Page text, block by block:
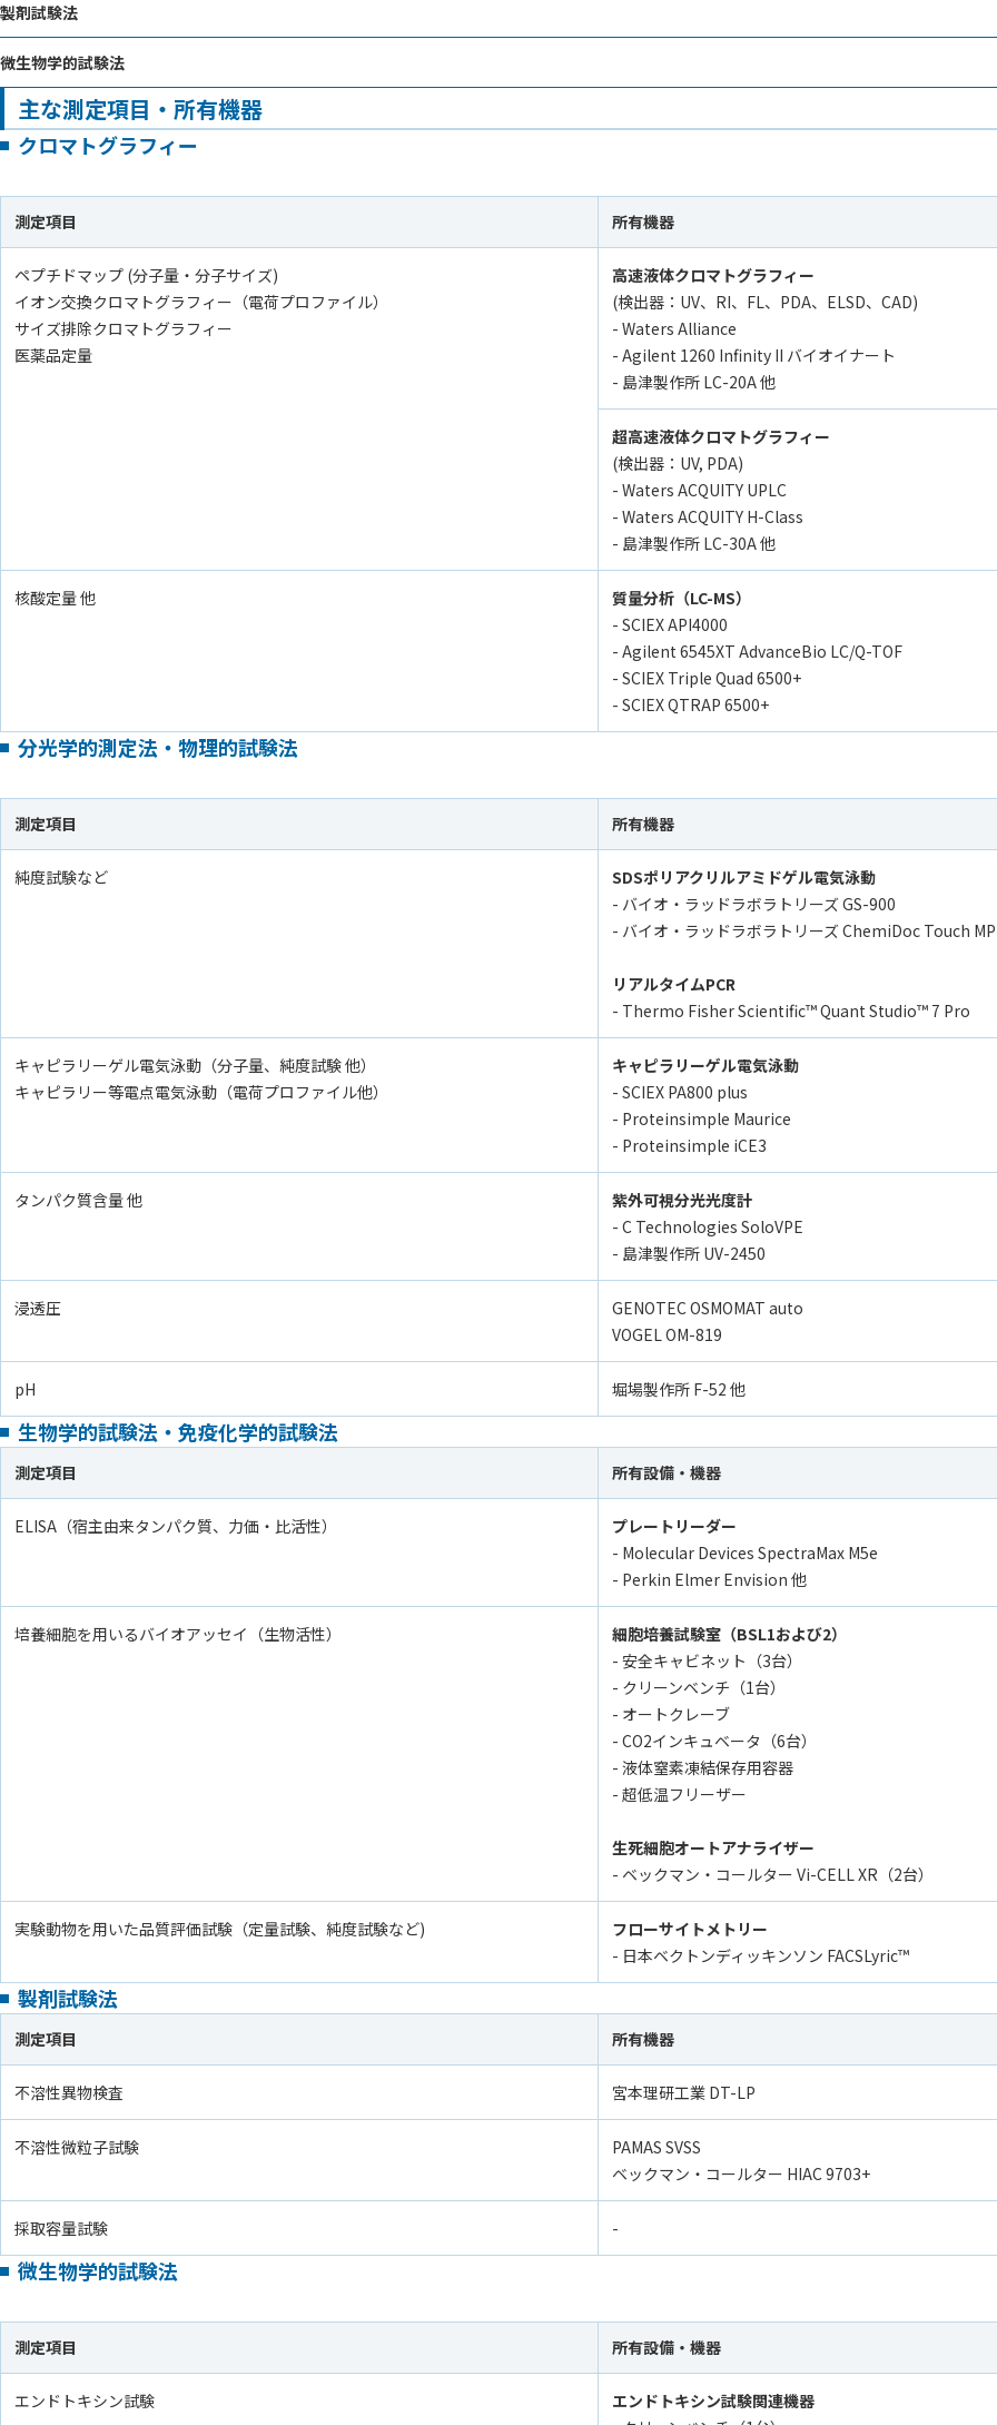
製剤試験法
微生物学的試験法
主な測定項目・所有機器
クロマトグラフィー
測定項目 所有機器
ペプチドマップ (分子量・分子サイズ)
イオン交換クロマトグラフィー（電荷プロファイル）
サイズ排除クロマトグラフィー
医薬品定量
高速液体クロマトグラフィー
(検出器：UV、RI、FL、PDA、ELSD、CAD)
- Waters Alliance
- Agilent 1260 Infinity II バイオイナート
- 島津製作所 LC-20A 他
超高速液体クロマトグラフィー
(検出器：UV, PDA)
- Waters ACQUITY UPLC
- Waters ACQUITY H-Class
- 島津製作所 LC-30A 他
核酸定量 他
質量分析（LC-MS）
- SCIEX API4000
- Agilent 6545XT AdvanceBio LC/Q-TOF
- SCIEX Triple Quad 6500+
- SCIEX QTRAP 6500+
分光学的測定法・物理的試験法
測定項目 所有機器
純度試験など
SDSポリアクリルアミドゲル電気泳動
- バイオ・ラッドラボラトリーズ GS-900
- バイオ・ラッドラボラトリーズ ChemiDoc Touch
リアルタイムPCR
- Thermo Fisher Scientific™ Quant Studio™ 7 Pro
キャピラリーゲル電気泳動（分子量、純度試験 他）
キャピラリー等電点電気泳動（電荷プロファイル他）
キャピラリーゲル電気泳動
- SCIEX PA800 plus
- Proteinsimple Maurice
- Proteinsimple iCE3
タンパク質含量 他
紫外可視分光光度計
- C Technologies SoloVPE
- 島津製作所 UV-2450
浸透圧
GENOTEC OSMOMAT auto
VOGEL OM-819
pH 堀場製作所 F-52 他
生物学的試験法・免疫化学的試験法
測定項目 所有設備・機器
ELISA（宿主由来タンパク質、力価・比活性）
プレートリーダー
- Molecular Devices SpectraMax M5e
- Perkin Elmer Envision 他
培養細胞を用いるバイオアッセイ（生物活性）
細胞培養試験室（BSL1および2）
- 安全キャビネット（3台）
- クリーンベンチ（1台）
- オートクレーブ
- CO2インキュベータ（6台）
- 液体窒素凍結保存用容器
- 超低温フリーザー
生死細胞オートアナライザー
- ベックマン・コールター Vi-CELL XR（2台）
実験動物を用いた品質評価試験（定量試験、純度試験など)
フローサイトメトリー
- 日本ベクトンディッキンソン FACSLyric™
製剤試験法
測定項目 所有機器
不溶性異物検査 宮本理研工業 DT-LP
不溶性微粒子試験
PAMAS SVSS
ベックマン・コールター HIAC 9703+
採取容量試験 -
微生物学的試験法
測定項目 所有設備・機器
エンドトキシン試験
エンドトキシン試験関連機器